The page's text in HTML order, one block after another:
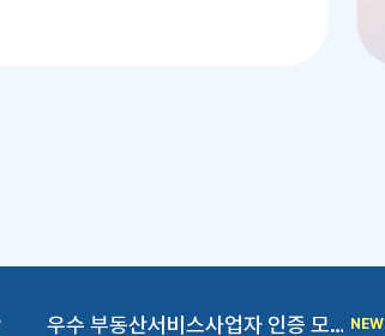
우수 부동산서비스사업자 인증 모집공고(44차) 및 중요 안내사항 NEW